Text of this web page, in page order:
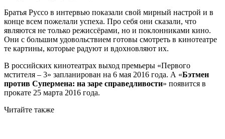
Братья Руссо в интервью показали свой мирный настрой и в
конце всем пожелали успеха. Про себя они сказали, что
являются не только режиссёрами, но и поклонниками кино.
Они с большим удовольствием готовы смотреть в кинотеатре
те картины, которые радуют и вдохновляют их.
В российских кинотеатрах выход премьеры «Первого
мстителя – 3» запланирован на 6 мая 2016 года. А «Бэтмен
против Супермена: на заре справедливости» появится в
прокате 25 марта 2016 года.
Читайте также